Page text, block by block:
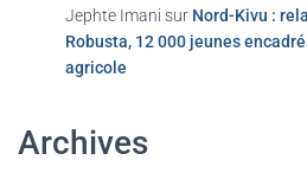
Jephte Imani sur Nord-Kivu :
Robusta, 12 000 jeunes
agricole
Archives